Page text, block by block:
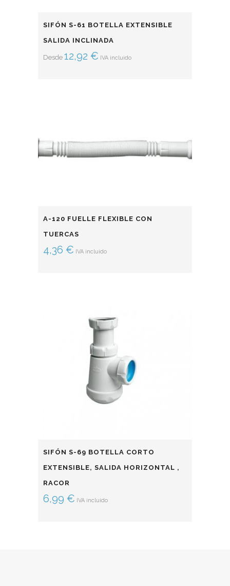
SIFÓN S-61 BOTELLA EXTENSIBLE
SALIDA INCLINADA
Desde 12,92 € IVA incluido
A-120 FUELLE FLEXIBLE CON
TUERCAS
4,36 € IVA incluido
SIFÓN S-69 BOTELLA CORTO
EXTENSIBLE, SALIDA HORIZONTAL ,
RACOR
6,99 € IVA incluido